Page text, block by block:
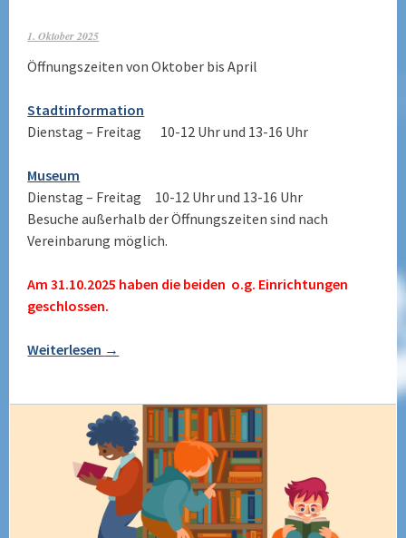
1. Oktober 2025
Öffnungszeiten von Oktober bis April
Stadtinformation
Dienstag – Freitag 10-12 Uhr und 13-16 Uhr
Museum
Dienstag – Freitag 10-12 Uhr und 13-16 Uhr
Besuche außerhalb der Öffnungszeiten sind nach
Vereinbarung möglich.
Am 31.10.2025 haben die beiden o.g. Einrichtungen
geschlossen.
Weiterlesen →